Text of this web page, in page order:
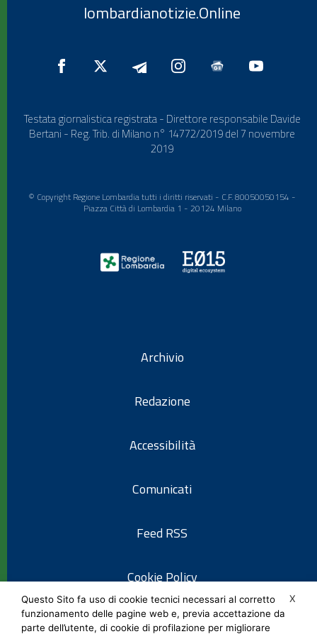
lombardianotizie.Online
Testata giornalistica registrata - Direttore responsabile Davide
Bertani - Reg. Trib. di Milano n° 14772/2019 del 7 novembre
2019
© Copyright Regione Lombardia tutti i diritti riservati - C.F. 80050050154 -
Piazza Città di Lombardia 1 - 20124 Milano
Archivio
Redazione
Accessibilità
Comunicati
Feed RSS
Cookie Policy
Informativa privacy
X
Questo Sito fa uso di cookie tecnici necessari al corretto
funzionamento delle pagine web e, previa accettazione da
parte dell’utente, di cookie di profilazione per migliorare